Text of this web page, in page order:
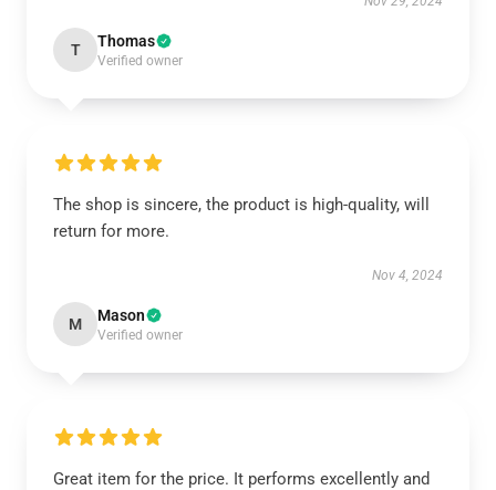
T Thomas
Verified owner
The shop is sincere, the product is high-quality, will
return for more.
Nov 4, 2024
M Mason
Verified owner
Great item for the price. It performs excellently and